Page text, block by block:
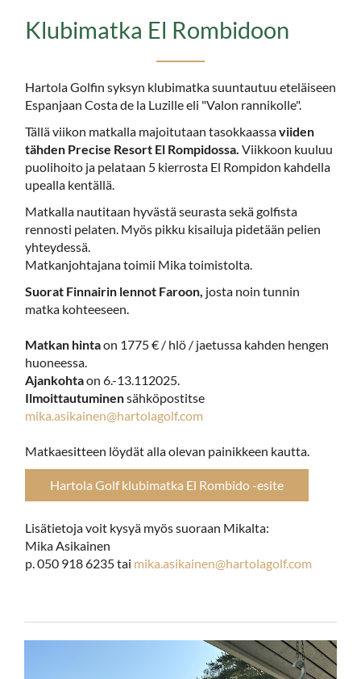
Klubimatka El Rombidoon
Hartola Golfin syksyn klubimatka suuntautuu eteläiseen
Espanjaan Costa de la Luzille eli "Valon rannikolle".
Tällä viikon matkalla majoitutaan tasokkaassaviiden
tähden Precise Resort El Rompidossa. Viikkoon kuuluu
puolihoito ja pelataan 5 kierrosta El Rompidon kahdella
upealla kentällä.
Matkalla nautitaan hyvästä seurasta sekä golfista
rennosti pelaten. Myös pikku kisailuja pidetään pelien
yhteydessä.
Matkanjohtajana toimii Mika toimistolta.
Suorat Finnairin lennot Faroon, josta noin tunnin
matka kohteeseen.
Matkan hintaon 1775 € / hlö / jaetussa kahden hengen
huoneessa.
Ajankohtaon 6.-13.112025.
Ilmoittautuminensähköpostitse
mika.asikainen@hartolagolf.com
Matkaesitteen löydät alla olevan painikkeen kautta.
Hartola Golf klubimatka El Rombido -esite
Lisätietoja voit kysyä myös suoraan Mikalta:
Mika Asikainen
p. 050 918 6235 tai mika.asikainen@hartolagolf.com